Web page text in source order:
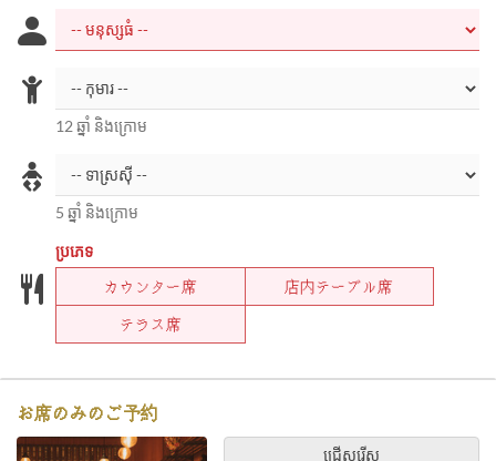
12 ឆ្នាំ និងក្រោម
5 ឆ្នាំ និងក្រោម
ប្រភេទ
カウンター席
店内テーブル席
テラス席
お席のみのご予約
ជ្រើសរើស